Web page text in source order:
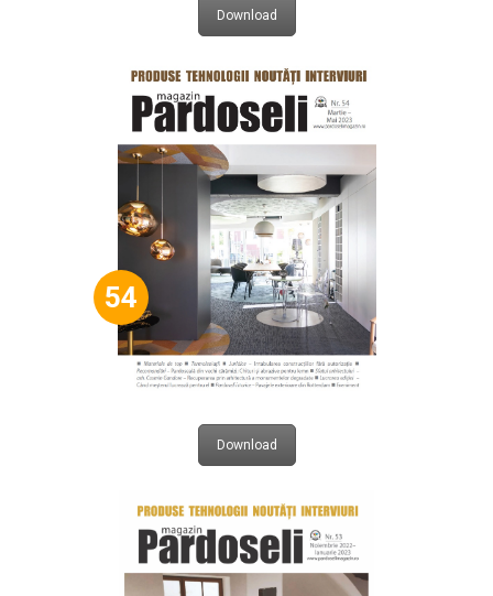
Download
54
Download